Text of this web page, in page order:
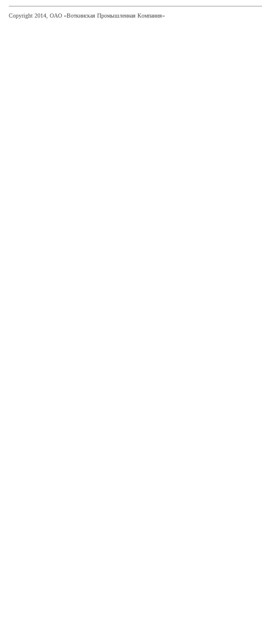
Copyright 2014, ОАО «Воткинская Промышленная Компания»